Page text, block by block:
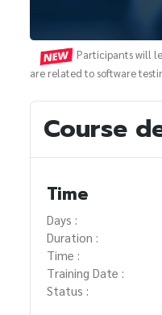
Participants will
are related to software
Course
Time
Days :
Duration :
Time :
Training Date :
Status :